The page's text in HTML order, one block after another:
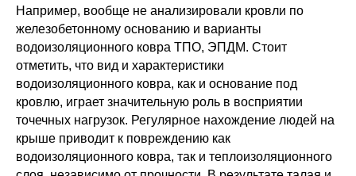
Например, вообще не анализировали кровли по
железобетонному основанию и варианты
водоизоляционного ковра ТПО, ЭПДМ. Стоит
отметить, что вид и характеристики
водоизоляционного ковра, как и основание под
кровлю, играет значительную роль в восприятии
точечных нагрузок. Регулярное нахождение людей на
крыше приводит к повреждению как
водоизоляционного ковра, так и теплоизоляционного